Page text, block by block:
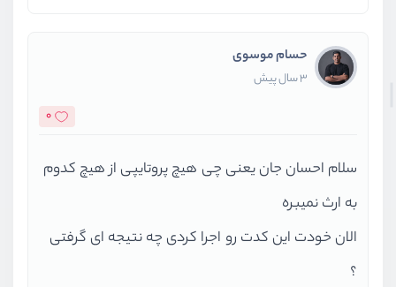
حسام موسوی
3 سال پیش
0
سلام احسان جان یعنی چی هیچ پروتایپی از هیچ کدوم
به ارث نمیبره
الان خودت این کدت رو اجرا کردی چه نتیجه ای گرفتی
؟